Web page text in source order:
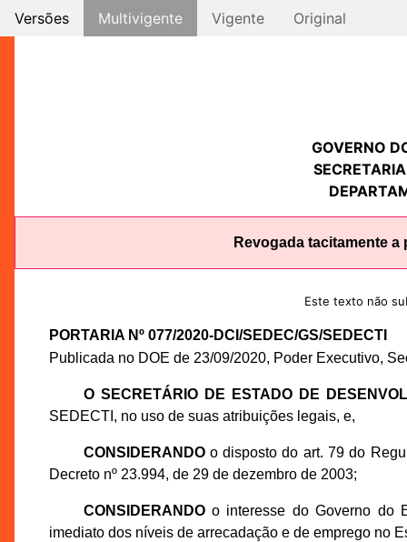
Versões Multivigente Vigente Original
GOVERNO
Revogada tacitamente a
Este texto não
PORTARIA Nº 077/2020-DCI/SEDEC/GS/SEDECTI
Publicada no DOE de 23/09/2020, Poder Executivo,
O SECRETÁRIO DE ESTADO DE
SEDECTI, no uso de suas atribuições legais, e,
CONSIDERANDOo disposto do art. 79 do
Decreto nº 23.994, de 29 de dezembro de 2003;
CONSIDERANDOo interesse do Governo do
imediato dos níveis de arrecadação e de emprego no